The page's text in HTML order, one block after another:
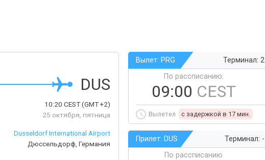
DUS
10:20CEST(GMT +2)
25 октября, пятница
Dusseldorf International Airport
Дюссельдорф, Германия
Вылет: PRG Терминал: 2
По рассписанию:
09:00 CEST
Вылетел c задержкой в 17 мин.
Прилет: DUS Терминал: -
По рассписанию